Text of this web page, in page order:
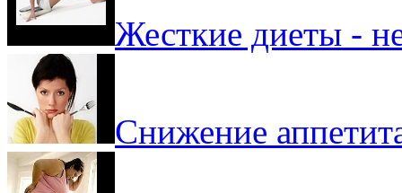
Жесткие диеты -
Снижение